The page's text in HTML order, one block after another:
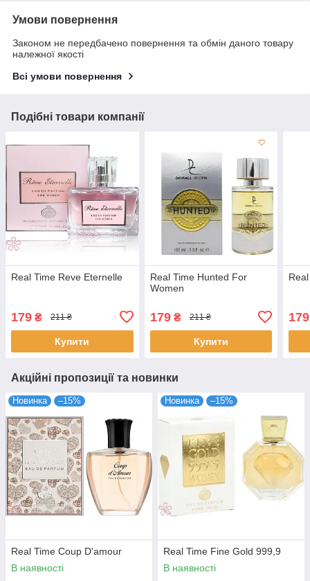
Умови повернення
Законом не передбачено повернення та обмін даного товару
належної якості
Всі умови повернення
Подібні товари компанії
Real Time Reve Eternelle
179 ₴ 211 ₴
Купити
Real Time Hunted For
Women
179₴ 211 ₴
Купити
179
Акційні пропозиції та новинки
Новинка –15%
Real Time Coup D'amour
В наявності
Новинка –15%
Real Time Fine Gold 999,9
В наявності